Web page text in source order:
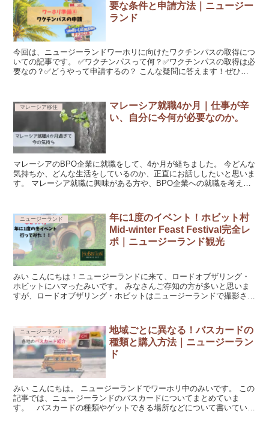
要な条件と申請方法｜ニュージー
ランド
今回は、ニュージーランドワーホリに向けたワクチンパスの取得につ
いての記事です。 ✅ワクチンパスって何？✅ワクチンパスの取得は必
要なの？✅どうやって申請するの？ こんな疑問に答えます！ぜひ参
マレーシア移住
マレーシア就職4か月｜仕事が辛
い、自分に今何が必要なのか。
マレーシアのBPO企業に就職をして、4か月が経ちました。 今どんな
気持ちか、どんな生活をしているのか、正直にお話ししたいと思いま
す。 マレーシア就職に興味がある方や、BPO企業への就職を考えて
ニュージーランド
年に1度のイベント！ホビット村
Mid-winter Feast Festival完全レ
ポ｜ニュージーランド観光
みい こんにちは！ニュージーランドに来て、ロードオブザリング・
ホビットにハマったみいです。 みなさんご存知の方が多いと思いま
すが、ロードオブザリング・ホビットはニュージーランドで撮影され
ニュージーランド
地域ごとに異なる！バスカードの
種類と購入方法｜ニュージーラン
ド
みい こんにちは。 ニュージーランドでワーホリ中のみいです。 この
記事では、ニュージーランドのバスカードについてまとめていま
す。 バスカードの種類やゲットできる場所などについて書いている